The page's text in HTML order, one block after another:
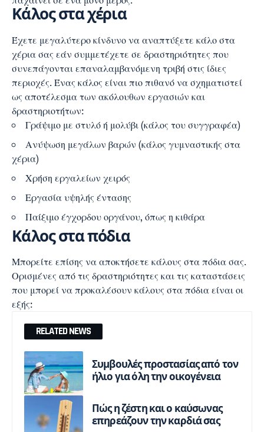
Κάλος στα χέρια
Έχετε μεγαλύτερο κίνδυνο να αναπτύξετε κάλο στα
χέρια σας εάν συμμετέχετε σε δραστηριότητες που
συνεπάγονται επαναλαμβανόμενη τριβή στις ίδιες
περιοχές. Ένας κάλος είναι πιο πιθανό να σχηματιστεί
ως αποτέλεσμα των ακόλουθων εργασιών και
δραστηριοτήτων:
Γράψιμο με στυλό ή μολύβι (κάλος του συγγραφέα)
Ανύψωση μεγάλων βαρών (κάλος γυμναστικής στα
χέρια)
Χρήση εργαλείων χειρός
Εργασία υψηλής έντασης
Παίξιμο έγχορδου οργάνου, όπως η κιθάρα
Κάλος στα πόδια
Μπορείτε επίσης να αποκτήσετε κάλους στα πόδια σας.
Ορισμένες από τις δραστηριότητες και τις καταστάσεις
που μπορεί να προκαλέσουν κάλους στα πόδια είναι οι
εξής:
RELATED NEWS
Συμβουλές προστασίας από τον
ήλιο για όλη την οικογένεια
Πώς η ζέστη και ο καύσωνας
επηρεάζουν την καρδιά σας